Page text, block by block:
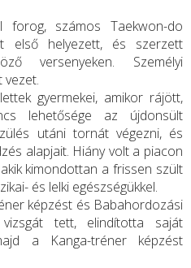
számos Taekwon-do
első helyezett, és szerzett
versenyeken. Személyi
vezet.
gyermekei, amikor rájött,
lehetősége az újdonsült
utáni tornát végezni, és
alapjait. Hiány volt a piacon
kimondottan a frissen szült
és lelki egészségükkel.
képzést és Babahordozási
tett, elindította saját
a Kanga-tréner képzést